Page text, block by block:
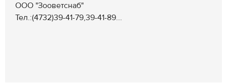
ООО "Зооветснаб"
Тел.:(4732)39-41-79,39-41-89...